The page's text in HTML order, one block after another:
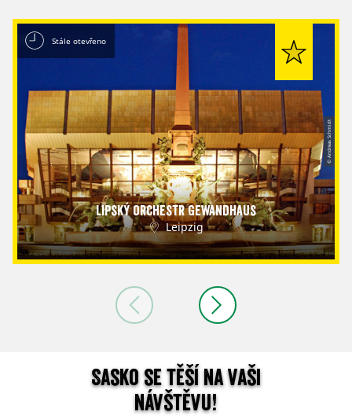
Stále otevřeno
Lipský orchestr Gewandhaus
Leipzig
© Andreas Schmidt
Sasko se těší na vaši
návštěvu!